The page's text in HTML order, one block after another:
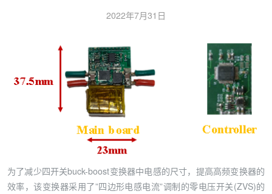
2022年7月31日
为了减少四开关buck-boost变换器中电感的尺寸，提高高频变换器的
效率，该变换器采用了”四边形电感电流”调制的零电压开关(ZVS)的